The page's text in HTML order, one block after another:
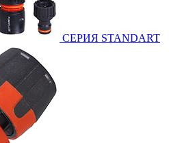
СЕРИЯ STANDART